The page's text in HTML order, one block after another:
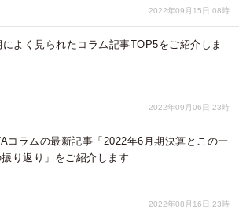
2022年09月15日 08時
によく見られたコラム記事TOP5をご紹介しま
2022年09月06日 23時
コラムの最新記事「2022年6月期決算とこの一
り返り」をご紹介します
2022年08月16日 23時